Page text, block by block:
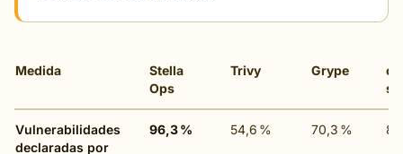
Medida
Stella
Ops
Trivy Grype
Vulnerabilidades
declaradas por
96,3 % 54,6 % 70,3 %